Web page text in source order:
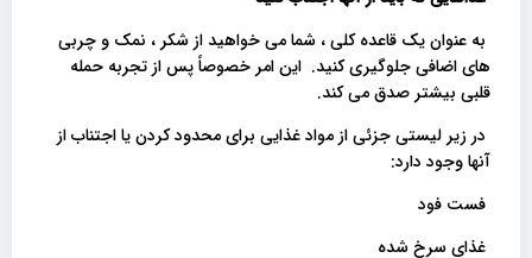
به عنوان یک قاعده کلی ، شما می خواهید از شکر ، نمک و چربی
های اضافی جلوگیری کنید. این امر خصوصاً پس از تجربه حمله
قلبی بیشتر صدق می کند.
در زیر لیستی جزئی از مواد غذایی برای محدود کردن یا اجتناب از
آنها وجود دارد:
فست فود
غذای سرخ شده